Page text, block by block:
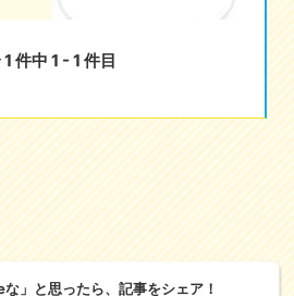
1 件中 1 - 1 件目
な」と思ったら、記事をシェア！